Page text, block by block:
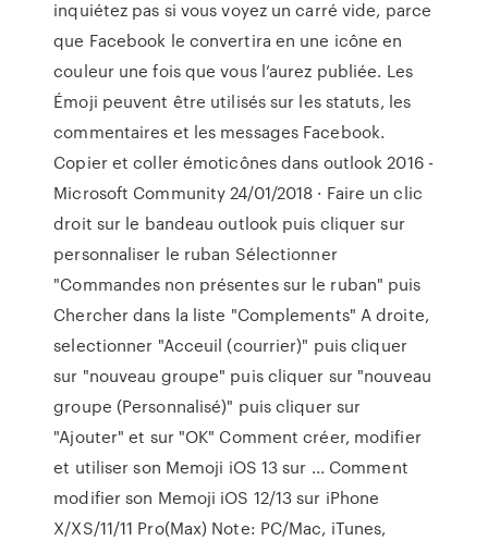
inquiétez pas si vous voyez un carré vide, parce
que Facebook le convertira en une icône en
couleur une fois que vous l’aurez publiée. Les
Émoji peuvent être utilisés sur les statuts, les
commentaires et les messages Facebook.
Copier et coller émoticônes dans outlook 2016 -
Microsoft Community 24/01/2018 · Faire un clic
droit sur le bandeau outlook puis cliquer sur
personnaliser le ruban Sélectionner
"Commandes non présentes sur le ruban" puis
Chercher dans la liste "Complements" A droite,
selectionner "Acceuil (courrier)" puis cliquer
sur "nouveau groupe" puis cliquer sur "nouveau
groupe (Personnalisé)" puis cliquer sur
"Ajouter" et sur "OK" Comment créer, modifier
et utiliser son Memoji iOS 13 sur ... Comment
modifier son Memoji iOS 12/13 sur iPhone
X/XS/11/11 Pro(Max) Note: PC/Mac, iTunes,